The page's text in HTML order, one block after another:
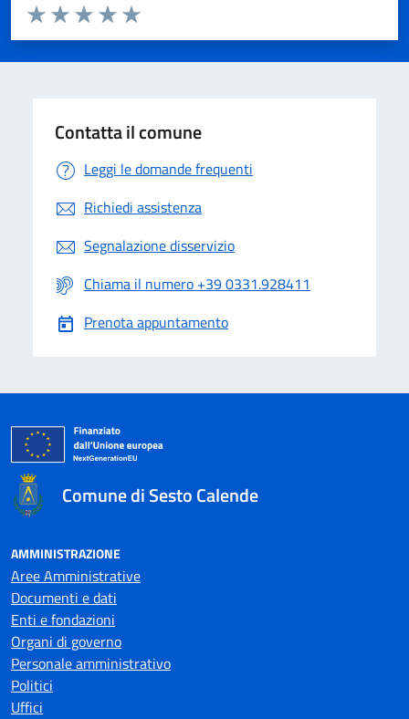
Valuta da 1 a 5 stelle la pagina
Valuta 5 stelle su 5
Valuta 4 stelle su 5
Valuta 3 stelle su 5
Valuta 2 stelle su 5
Valuta 1 stelle su 5
Contatta il comune
Leggi le domande frequenti
Richiedi assistenza
Segnalazione disservizio
Chiama il numero +39 0331.928411
Prenota appuntamento
Comune di Sesto Calende
AMMINISTRAZIONE
Aree Amministrative
Documenti e dati
Enti e fondazioni
Organi di governo
Personale amministrativo
Politici
Uffici